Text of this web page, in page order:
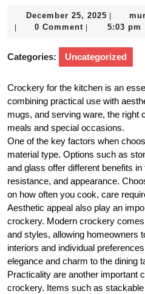
December 25, 2025
25,
murtazaneon2001@gmail.com
0 Comment 5:03 pm
Categories: Uncategorized
Crockery for the kitchen is an
combining practical use with
mugs, and serving ware, the right
meals and special occasions.
One of the key factors when
material type. Options such as
and glass offer different benefits
resistance, and appearance.
on how often you cook, care
Aesthetic appeal also play an
crockery. Modern crockery
and styles, allowing homeowners
interiors and individual
elegance and charm to the dining
Practicality are another important
crockery. Items such as